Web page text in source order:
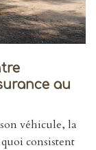
au
véhicule, la
consistent